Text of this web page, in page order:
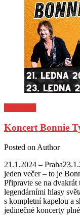
Koncert Bonnie
Posted on Author
21.1.2024 –
jeden večer – to je
Připravte se na
legendárními hlasy
s kompletní kapelou a
jedinečné koncerty